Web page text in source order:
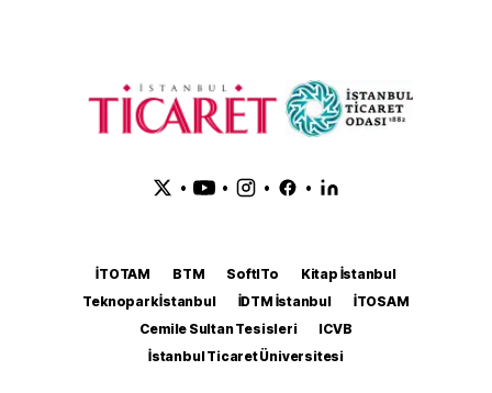
• • • •
İTOTAM BTM SoftITo
Kitap İstanbul
Teknopark İstanbul
İDTM İstanbul
İTOSAM
Cemile Sultan Tesisleri
ICVB
İstanbul Ticaret Üniversitesi